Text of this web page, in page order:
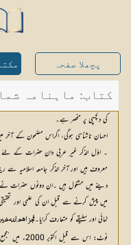
پچھلا صفحہ
کتاب: ماہنامہ شمارہ 307 -
کی دلچسپی پر منحصر ہے۔
احسان ناشناسی ہوگی، اگراس مضمون کے آخر
۔ اوّل الذکر غیر عربی دان حضرات کے لئے
معروف ہیں اور آخر الذکر جامعہ اسلامیہ سے
دینے میں مشغول ہیں ۔ان دونوں حضرات نے
میں پیش کرنے سے قبل ان کی علمی اور
نمائی اور سلیقے کو متعارف کرایا۔ فجزاهم الله
نوٹ: اس سے